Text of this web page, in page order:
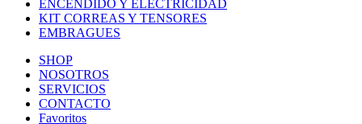
ENCENDIDO Y ELECTRICIDAD
KIT CORREAS Y TENSORES
EMBRAGUES
SHOP
NOSOTROS
SERVICIOS
CONTACTO
Favoritos